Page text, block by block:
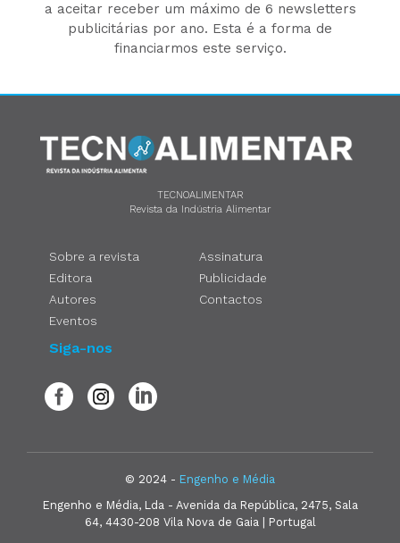
a aceitar receber um máximo de 6 newsletters
publicitárias por ano. Esta é a forma de
financiarmos este serviço.
TECNOALIMENTAR
Revista da Indústria Alimentar
Sobre a revista
Editora
Autores
Eventos
Assinatura
Publicidade
Contactos
Siga-nos
© 2024 - Engenho e Média
Engenho e Média, Lda - Avenida da República, 2475, Sala
64, 4430-208 Vila Nova de Gaia | Portugal